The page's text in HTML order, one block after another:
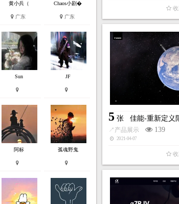
黄小兵（
广东
Chaos小剧�
广东
Sun JF
阿标 孤魂野鬼
收
5 张 佳能-重新定义
↗ 产品展示 139
2021-04-07
收